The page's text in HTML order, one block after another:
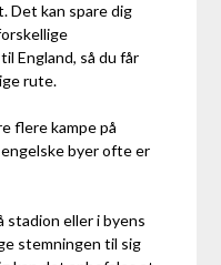
Det kan spare dig
England, så du får
rute.
flere kampe på
byer ofte er
eller i byens
stemningen til sig